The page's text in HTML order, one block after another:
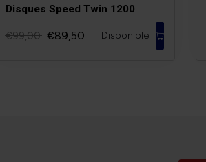
Disques Speed Twin 1200
€99,00 €89,50 Disponible